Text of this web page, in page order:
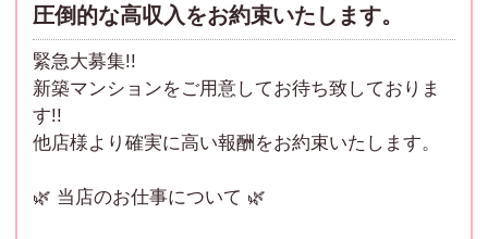
インターホンが鳴ったら、笑顔でお客様を玄関までお
迎えください。
④ コース確認・料金のお預かり
お部屋へご案内後、ご挨拶とともにご予約内容の確
認、オプションのご案内をします。
圧倒的な高収入をお約束いたします。
緊急大募集!!
新築マンションをご用意してお待ち致しておりま
す!!
他店様より確実に高い報酬をお約束いたします。
🌿 当店のお仕事について 🌿